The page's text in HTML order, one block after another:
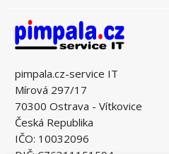
pimpala.cz-service IT
Mírová 297/17
70300 Ostrava - Vítkovice
Česká Republika
IČO: 10032096